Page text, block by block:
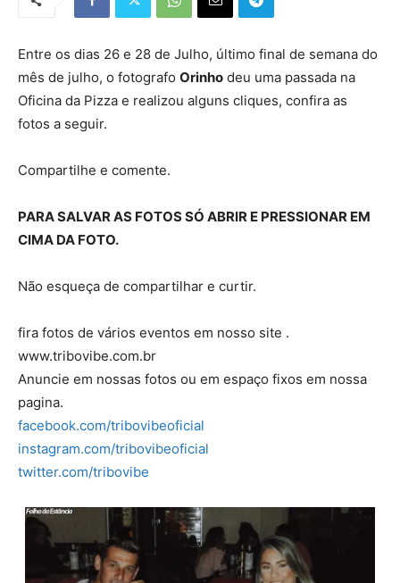
Entre os dias 26 e 28 de Julho, último final de semana do
mês de julho, o fotografo Orinho deu uma passada na
Oficina da Pizza e realizou alguns cliques, confira as
fotos a seguir.
Compartilhe e comente.
PARA SALVAR AS FOTOS SÓ ABRIR E PRESSIONAR EM
CIMA DA FOTO.
Não esqueça de compartilhar e curtir.
fira fotos de vários eventos em nosso site .
www.tribovibe.com.br
Anuncie em nossas fotos ou em espaço fixos em nossa
pagina.
facebook.com/tribovibeoficial
instagram.com/tribovibeoficial
twitter.com/tribovibe